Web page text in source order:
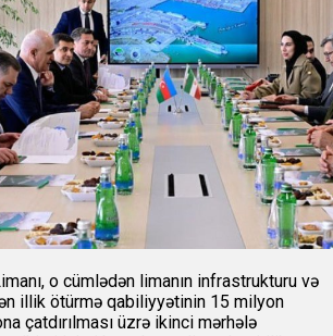
o cümlədən limanın infrastrukturu və
illik ötürmə qabiliyyətinin 15 milyon
çatdırılması üzrə ikinci mərhələ